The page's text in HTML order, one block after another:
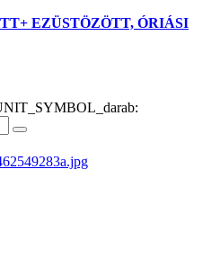
EZÜSTÖZÖTT, ÓRIÁSI